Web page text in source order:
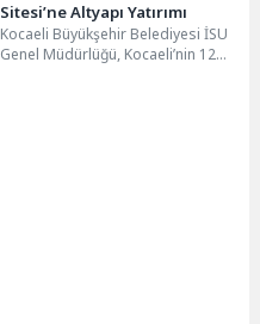
Sitesi’ne Altyapı Yatırımı
Kocaeli Büyükşehir Belediyesi İSU
Genel Müdürlüğü, Kocaeli’nin 12